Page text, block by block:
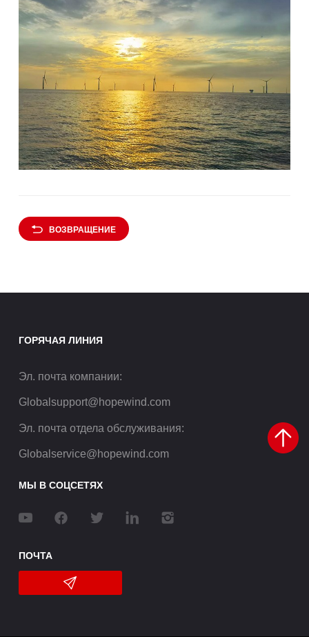
ВОЗВРАЩЕНИЕ
ГОРЯЧАЯ ЛИНИЯ
Эл. почта компании:
Globalsupport@hopewind.com
Эл. почта отдела обслуживания:
Globalservice@hopewind.com
МЫ В СОЦСЕТЯХ
ПОЧТА